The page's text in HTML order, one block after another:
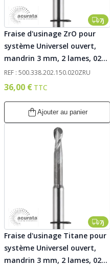
7j
Fraise d'usinage ZrO pour
système Universel ouvert,
mandrin 3 mm, 2 lames, 020.
Acurata
REF : 500.338.202.150.020ZRU
36,00 €
Ajouter au panier
7j
Fraise d'usinage Titane pour
système Universel ouvert,
mandrin 3 mm, 2 lames, 020.